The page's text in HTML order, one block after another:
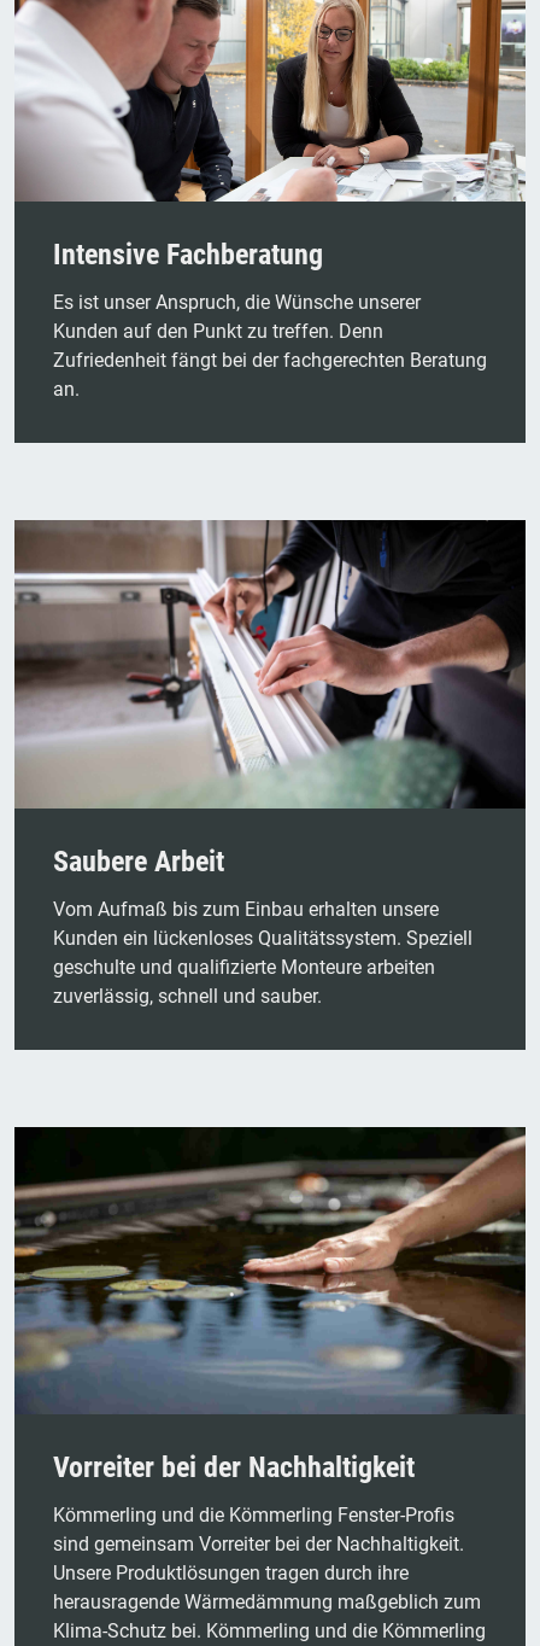
Intensive Fachberatung
Es ist unser Anspruch, die Wünsche unserer
Kunden auf den Punkt zu treffen. Denn
Zufriedenheit fängt bei der fachgerechten Beratung
an.
Saubere Arbeit
Vom Aufmaß bis zum Einbau erhalten unsere
Kunden ein lückenloses Qualitätssystem. Speziell
geschulte und qualifizierte Monteure arbeiten
zuverlässig, schnell und sauber.
Vorreiter bei der Nachhaltigkeit
Kömmerling und die Kömmerling Fenster-Profis
sind gemeinsam Vorreiter bei der Nachhaltigkeit.
Unsere Produktlösungen tragen durch ihre
herausragende Wärmedämmung maßgeblich zum
Klima-Schutz bei. Kömmerling und die Kömmerling